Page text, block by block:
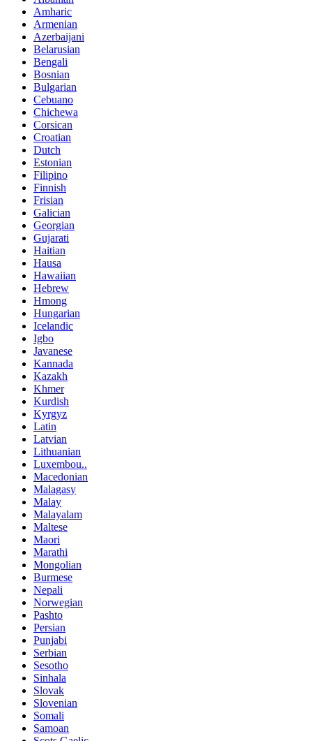
Amharic
Armenian
Azerbaijani
Belarusian
Bengali
Bosnian
Bulgarian
Cebuano
Chichewa
Corsican
Croatian
Dutch
Estonian
Filipino
Finnish
Frisian
Galician
Georgian
Gujarati
Haitian
Hausa
Hawaiian
Hebrew
Hmong
Hungarian
Icelandic
Igbo
Javanese
Kannada
Kazakh
Khmer
Kurdish
Kyrgyz
Latin
Latvian
Lithuanian
Luxembou..
Macedonian
Malagasy
Malay
Malayalam
Maltese
Maori
Marathi
Mongolian
Burmese
Nepali
Norwegian
Pashto
Persian
Punjabi
Serbian
Sesotho
Sinhala
Slovak
Slovenian
Somali
Samoan